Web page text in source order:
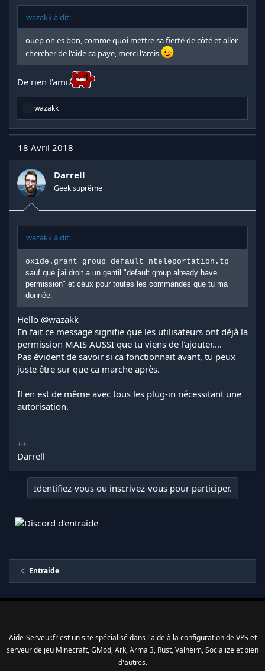
wazakk à dit:
ouep on es bon, comme quoi mettre sa fierté de côté et aller
chercher de l'aide ca paye, merci l'amis
De rien l'ami.
R
a
c
t
n
s
:
wazakk
18 Avril 2018
Darrell
Geek suprême
wazakk à dit:
oxide.grant group default nteleportation.tp
sauf que j'ai droit a un gentil "default group already have
permission" et ceux pour toutes les commandes que tu ma
donnée.
Hello @wazakk
En fait ce message signifie que les utilisateurs ont déjà la
permission MAIS AUSSI que tu viens de l'ajouter....
Pas évident de savoir si ca fonctionnait avant, tu peux
juste être sur que ca marche après.
Il en est de même avec tous les plug-in nécessitant une
autorisation.
++
Darrell
Identifiez-vous ou inscrivez-vous pour participer.
Entraide
Aide-Serveur.fr est un site spécialisé dans l'aide à la configuration de VPS et
serveur de jeu Minecraft, GMod, Ark, Arma 3, Rust, Valheim, Socialize et bien
d'autres.